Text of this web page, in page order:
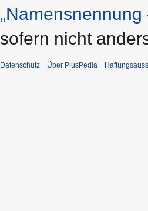
sofern nicht
Datenschutz Über PlusPedia